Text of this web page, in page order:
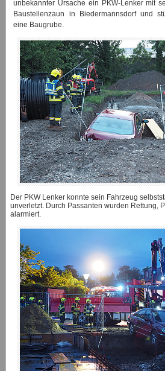
unbekannter Ursache ein PKW-Lenker mit
Baustellenzaun in Biedermannsdorf und
eine Baugrube.
Der PKW Lenker konnte sein Fahrzeug
unverletzt. Durch Passanten wurden Rettung,
alarmiert.